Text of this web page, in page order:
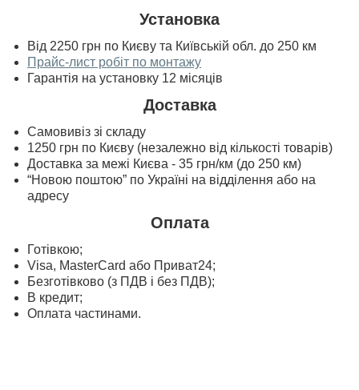
Установка
Від 2250 грн по Києву та Київській обл. до 250 км
Прайс-лист робіт по монтажу
Гарантія на установку 12 місяців
Доставка
Самовивіз зі складу
1250 грн по Києву (незалежно від кількості товарів)
Доставка за межі Києва - 35 грн/км (до 250 км)
“Новою поштою” по Україні на відділення або на
адресу
Оплата
Готівкою;
Visa, MasterСard або Приват24;
Безготівково (з ПДВ і без ПДВ);
В кредит;
Оплата частинами.